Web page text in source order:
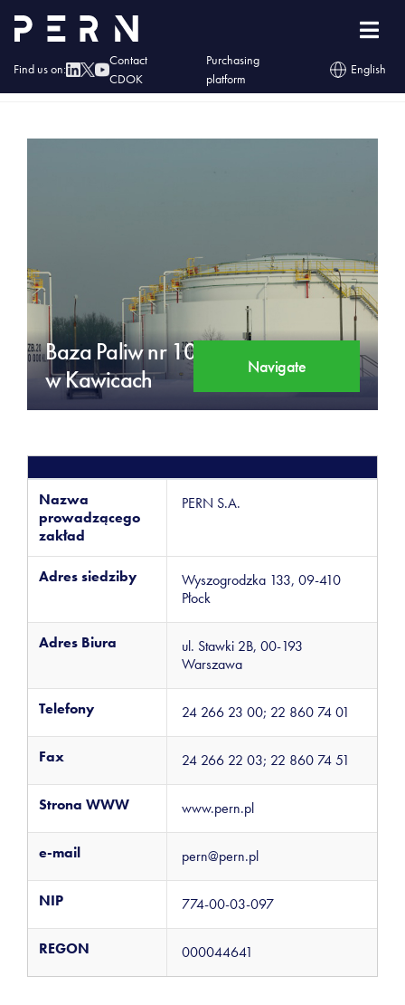
Find us on:
Contact
CDOK
Purchasing
platform
English
Baza Paliw nr 10 w Kawicach
Baza Paliw nr 10
w Kawicach
Navigate
Nazwa
prowadzącego
zakład
PERN S.A.
Adres siedziby
Wyszogrodzka 133, 09-410
Płock
Adres Biura
ul. Stawki 2B, 00-193
Warszawa
Telefony 24 266 23 00; 22 860 74 01
Fax 24 266 22 03; 22 860 74 51
Strona WWW www.pern.pl
e-mail pern@pern.pl
NIP 774-00-03-097
REGON 000044641